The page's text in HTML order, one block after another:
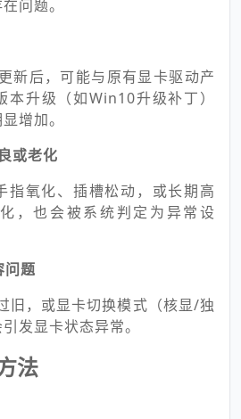
问题。
新后，可能与原有显卡驱动产
本升级（如Win10升级补丁）
增加。
或老化
指氧化、插槽松动，或长期高
，也会被系统判定为异常设
问题
旧，或显卡切换模式（核显/独
发显卡状态异常。
法